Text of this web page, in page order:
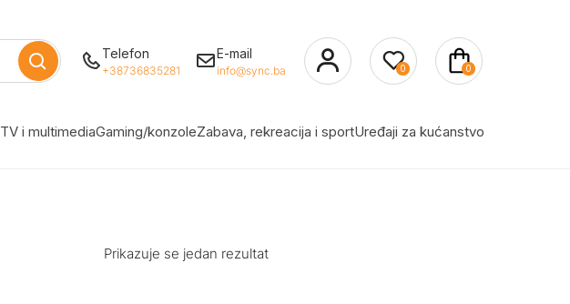
Telefon
+38736835281
E-mail
info@sync.ba 0 0
TV i multimediaGaming/konzoleZabava, rekreacija i sportUređaji za kućanstvo
Prikazuje se jedan rezultat